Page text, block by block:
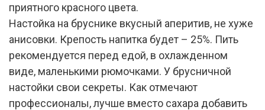
приятного красного цвета.
Настойка на бруснике вкусный аперитив, не хуже
анисовки. Крепость напитка будет – 25%. Пить
рекомендуется перед едой, в охлажденном
виде, маленькими рюмочками. У брусничной
настойки свои секреты. Как отмечают
профессионалы, лучше вместо сахара добавить